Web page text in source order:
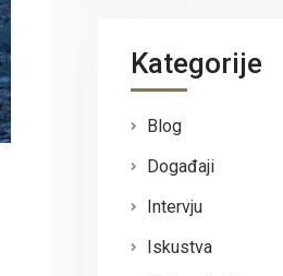
Kategorije
Blog
Događaji
Intervju
Iskustva